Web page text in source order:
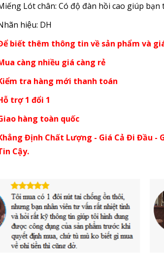
Lót chân: Có độ đàn hồi cao giúp
hiệu: DH
biết thêm thông tin về sản phẩm và
càng nhiều giá càng rẻ
tra hàng mới thanh toán
trợ 1 đổi 1
hàng toàn quốc
Định Chất Lượng - Giá Cả Đi Đầu -
Cậy.